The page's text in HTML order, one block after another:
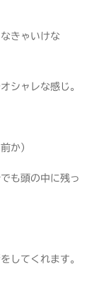
きゃいけな
シャレな感じ。
か）
も頭の中に残っ
してくれます。